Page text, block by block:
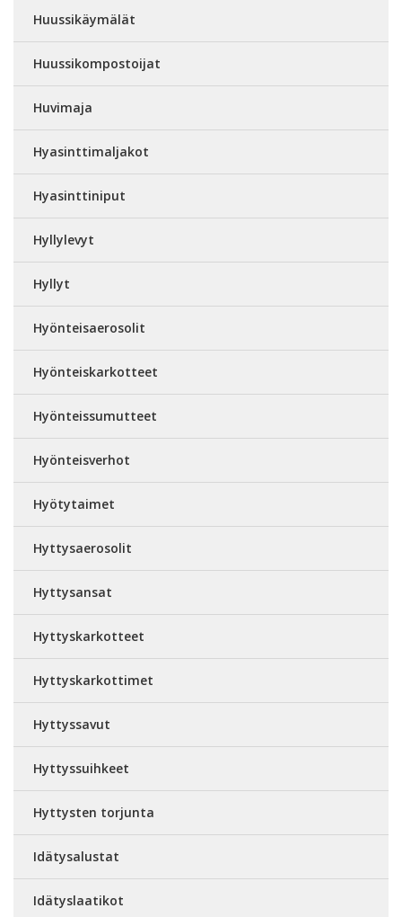
Huussikäymälät
Huussikompostoijat
Huvimaja
Hyasinttimaljakot
Hyasinttiniput
Hyllylevyt
Hyllyt
Hyönteisaerosolit
Hyönteiskarkotteet
Hyönteissumutteet
Hyönteisverhot
Hyötytaimet
Hyttysaerosolit
Hyttysansat
Hyttyskarkotteet
Hyttyskarkottimet
Hyttyssavut
Hyttyssuihkeet
Hyttysten torjunta
Idätysalustat
Idätyslaatikot